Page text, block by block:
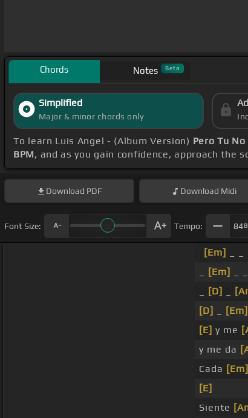
Chords Notes Beta
Simplified
Major & minor chords only
To learn Luis Angel - (Album Version) Pero Tu
BPM, and as you gain confidence, approach the
Download PDF Download Midi
Font Size: Tempo: 84
[Em]
[Em]
[D]
[D]
[Em]
[E] y me
y me da
Cada [Em]
[E]
Siente